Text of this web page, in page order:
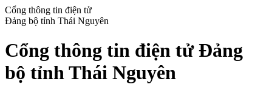
Cổng thông tin điện tử
Đảng bộ tỉnh Thái Nguyên
Cổng thông tin điện tử Đảng
bộ tỉnh Thái Nguyên